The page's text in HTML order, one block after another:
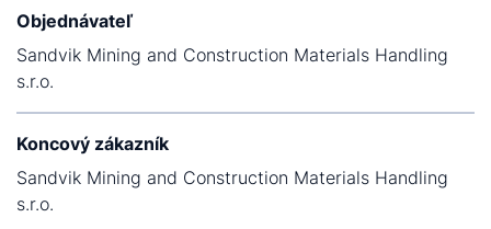
Objednávateľ
Sandvik Mining and Construction Materials Handling
s.r.o.
Koncový zákazník
Sandvik Mining and Construction Materials Handling
s.r.o.